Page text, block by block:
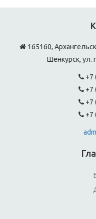
165160,
Шенкурск, ул.
+7
+7
+7
+7